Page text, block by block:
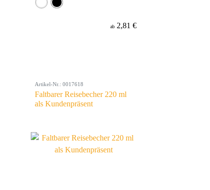
ab 2,81 €
Artikel-Nr.: 0017618
Faltbarer Reisebecher 220 ml
als Kundenpräsent